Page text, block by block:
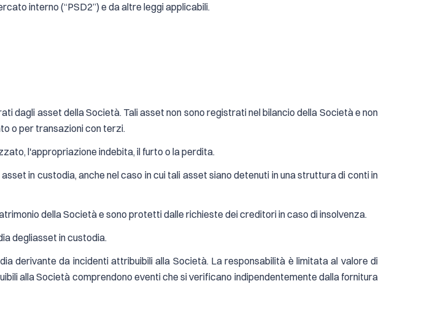
interno (“PSD2”) e da altre leggi applicabili.
dagli asset della Società. Tali asset non sono registrati nel bilancio della Società e non
o per transazioni con terzi.
l'appropriazione indebita, il furto o la perdita.
in custodia, anche nel caso in cui tali asset siano detenuti in una struttura di conti in
della Società e sono protetti dalle richieste dei creditori in caso di insolvenza.
degliasset in custodia.
derivante da incidenti attribuibili alla Società. La responsabilità è limitata al valore di
alla Società comprendono eventi che si verificano indipendentemente dalla fornitura